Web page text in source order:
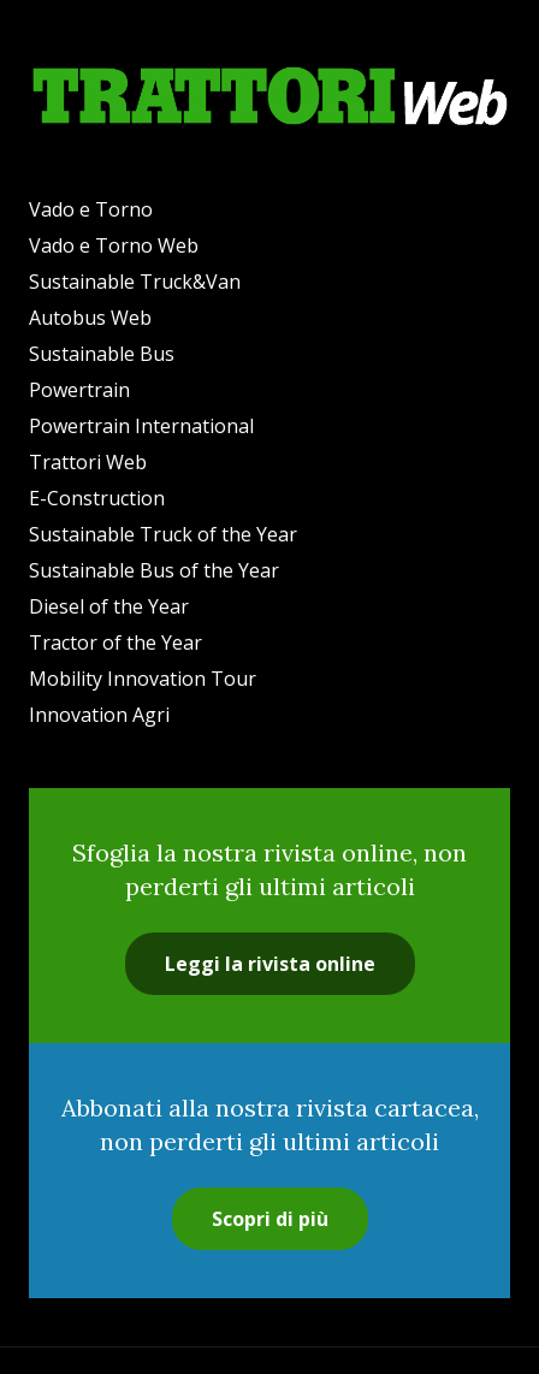
Vado e Torno
Vado e Torno Web
Sustainable Truck&Van
Autobus Web
Sustainable Bus
Powertrain
Powertrain International
Trattori Web
E-Construction
Sustainable Truck of the Year
Sustainable Bus of the Year
Diesel of the Year
Tractor of the Year
Mobility Innovation Tour
Innovation Agri
Sfoglia la nostra rivista online, non
perderti gli ultimi articoli
Leggi la rivista online
Abbonati alla nostra rivista cartacea,
non perderti gli ultimi articoli
Scopri di più